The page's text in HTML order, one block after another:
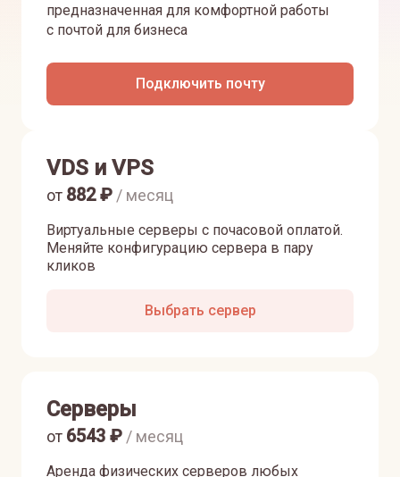
предназначенная для комфортной работы
с почтой для бизнеса
Подключить почту
VDS и VPS
Виртуальные серверы с почасовой оплатой.
Меняйте конфигурацию сервера в пару
кликов
от 882₽ / месяц
Выбрать сервер
Серверы
Аренда физических серверов любых
от 6543 ₽ / месяц